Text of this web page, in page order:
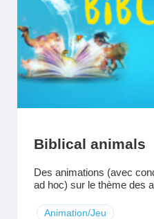
Biblical animals
Des animations (avec
ad hoc) sur le thème des
Animation/Jeu